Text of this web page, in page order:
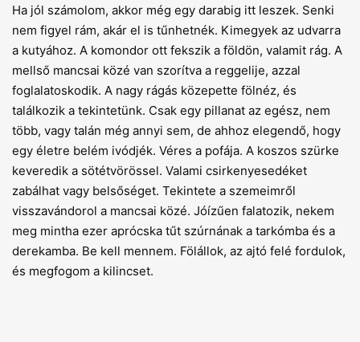
Ha jól számolom, akkor még egy darabig itt leszek. Senki
nem figyel rám, akár el is tűnhetnék. Kimegyek az udvarra
a kutyához. A komondor ott fekszik a földön, valamit rág. A
mellső mancsai közé van szorítva a reggelije, azzal
foglalatoskodik. A nagy rágás közepette fölnéz, és
találkozik a tekintetünk. Csak egy pillanat az egész, nem
több, vagy talán még annyi sem, de ahhoz elegendő, hogy
egy életre belém ivódjék. Véres a pofája. A koszos szürke
keveredik a sötétvörössel. Valami csirkenyesedéket
zabálhat vagy belsőséget. Tekintete a szemeimről
visszavándorol a mancsai közé. Jóízűen falatozik, nekem
meg mintha ezer aprócska tűt szúrnának a tarkómba és a
derekamba. Be kell mennem. Fölállok, az ajtó felé fordulok,
és megfogom a kilincset.